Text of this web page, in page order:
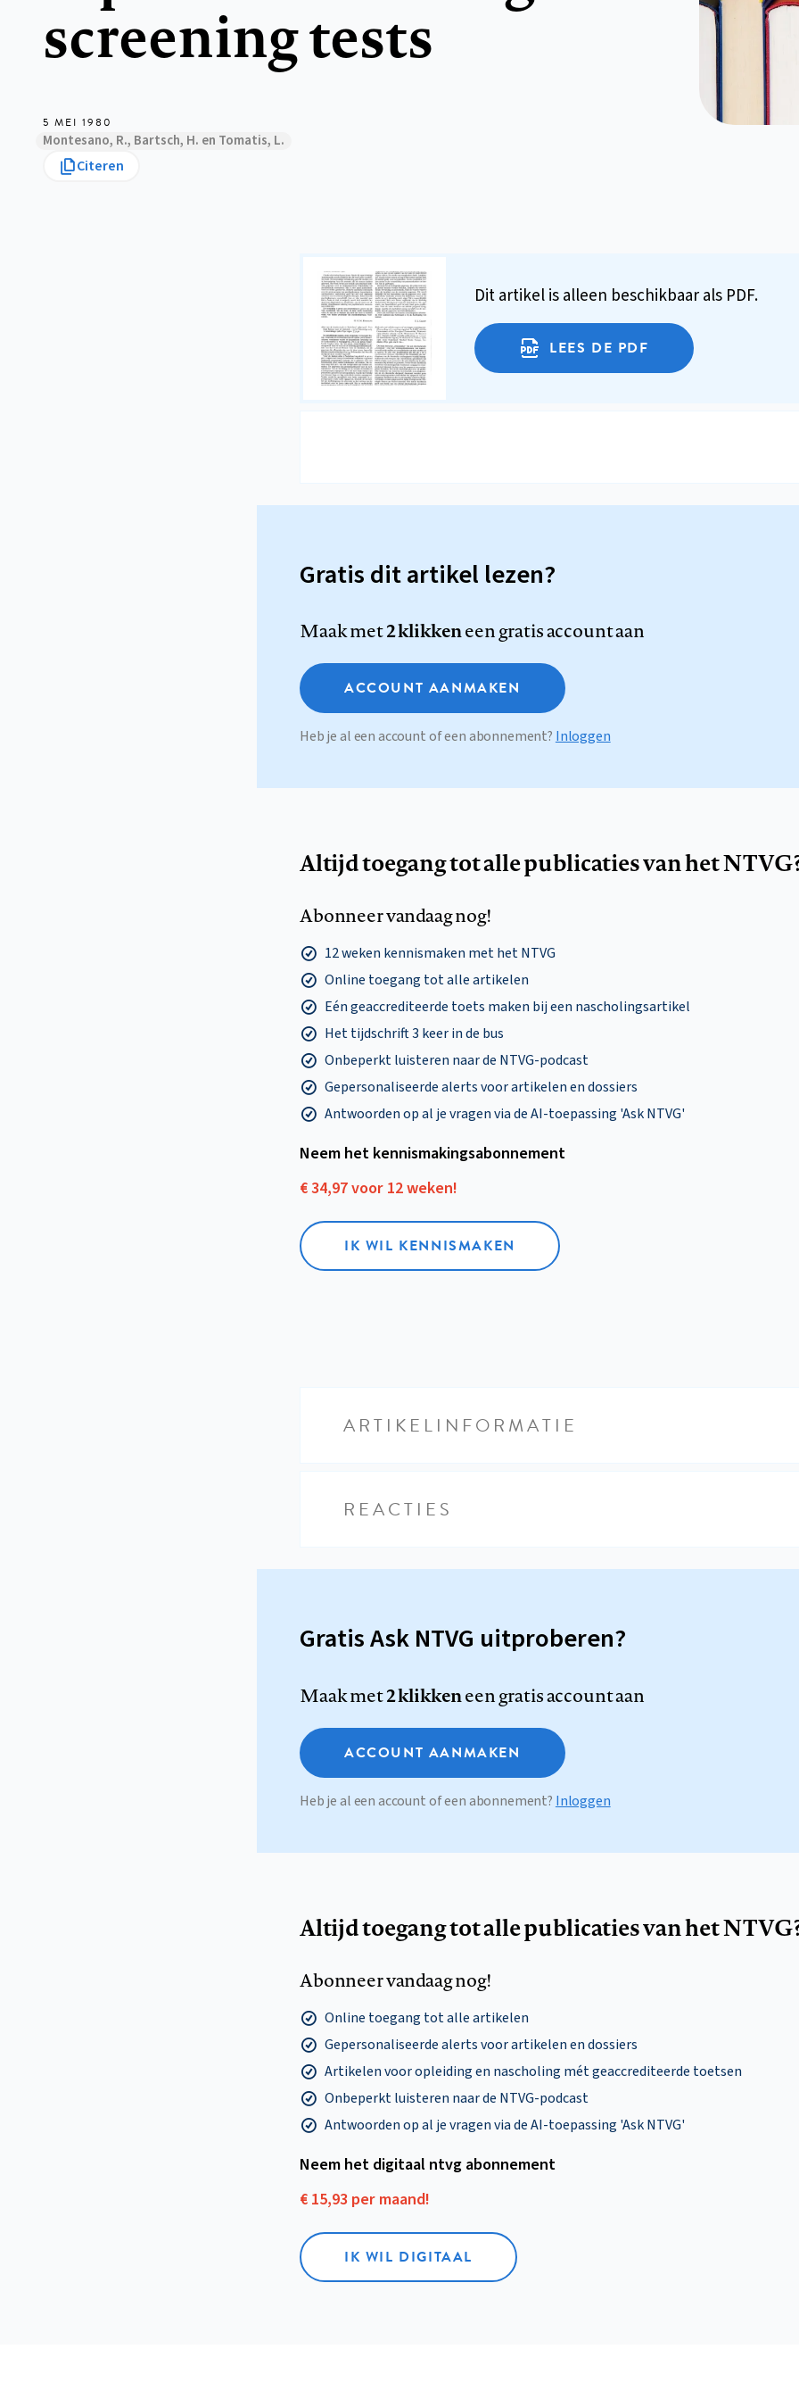
screening tests
5 MEI 1980
Montesano, R., Bartsch, H. en Tomatis, L.
Citeren
Dit artikel is alleen beschikbaar als PDF.
LEES DE PDF
Gratis dit artikel lezen?
Maak met2 klikkeneen gratis account aan
ACCOUNT AANMAKEN
Heb je al een account of een abonnement? Inloggen
Altijd toegang tot alle publicaties van het
Abonneer vandaag nog!
12 weken kennismaken met het NTVG
Online toegang tot alle artikelen
Eén geaccrediteerde toets maken bij een nascholingsartikel
Het tijdschrift 3 keer in de bus
Onbeperkt luisteren naar de NTVG-podcast
Gepersonaliseerde alerts voor artikelen en dossiers
Antwoorden op al je vragen via de AI-toepassing 'Ask NTVG'
Neem het kennismakings­abonnement
€ 34,97 voor 12 weken!
IK WIL KENNISMAKEN
ARTIKELINFORMATIE
REACTIES
Gratis Ask NTVG uitproberen?
Maak met2 klikkeneen gratis account aan
ACCOUNT AANMAKEN
Heb je al een account of een abonnement? Inloggen
Altijd toegang tot alle publicaties van het
Abonneer vandaag nog!
Online toegang tot alle artikelen
Gepersonaliseerde alerts voor artikelen en dossiers
Artikelen voor opleiding en nascholing mét geaccrediteerde toetsen
Onbeperkt luisteren naar de NTVG-podcast
Antwoorden op al je vragen via de AI-toepassing 'Ask NTVG'
Neem het digitaal ntvg abonnement
€ 15,93 per maand!
IK WIL DIGITAAL